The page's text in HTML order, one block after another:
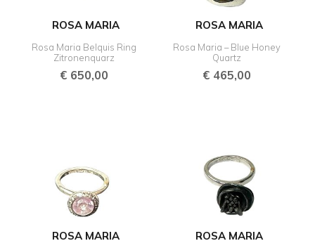
ROSA MARIA
Rosa Maria Belquis Ring
Zitronenquarz
€650,00
ROSA MARIA
Rosa Maria – Blue Honey
Quartz
€ 465,00
ROSA MARIA ROSA MARIA